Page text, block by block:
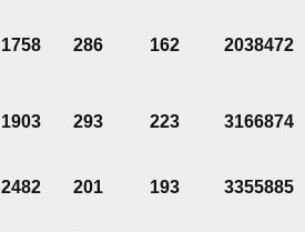
1758 286 162 2038472
1903 293 223 3166874
2482 201 193 3355885